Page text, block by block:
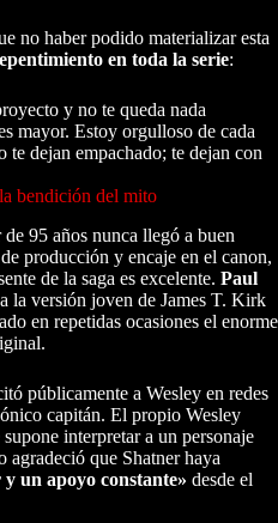
no haber podido materializar esta
en toda la serie:
y no te queda nada
mayor. Estoy orgulloso de cada
te dejan empachado; te dejan con
bendición del mito
95 años nunca llegó a buen
producción y encaje en el canon,
de la saga es excelente. Paul
la versión joven de James T. Kirk
en repetidas ocasiones el enorme
públicamente a Wesley en redes
capitán. El propio Wesley
interpretar a un personaje
que Shatner haya
un apoyo constante» desde el